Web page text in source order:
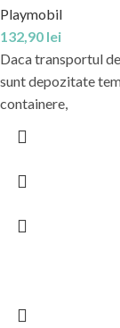
Playmobil
132,90 lei
Daca transportul
sunt depozitate
containere,